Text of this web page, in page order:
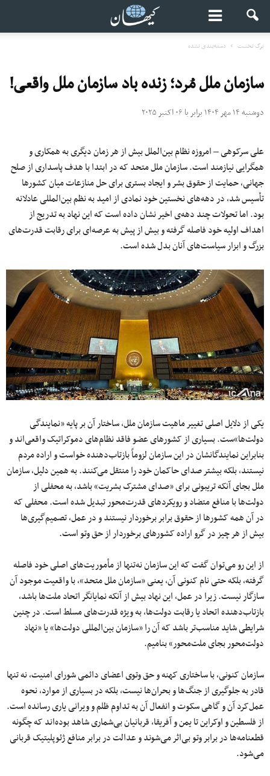
برگ نخست دسته‌بندی نشده
سازمان ملل مُرد؛ زنده باد سازمان ملل واقعی!
دوشنبه ۱۴ مهر ۱۴۰۴ برابر با ۰۶ اکتبر ۲۰۲۵
علی سرکوهی – امروزه نظام بین‌الملل بیش از هر زمان دیگری به همکاری و
همگرایی نیازمند است. سازمان ملل متحد که در ابتدا با هدف پاسداری از صلح
جهانی، حمایت از حقوق بشر و ایجاد بستری برای حل منازعات میان کشورها
تأسیس شد، در دهه‌های نخستین خود نمادی از امید به نظم بین‌المللی عادلانه
بود. اما تحولات چند دهه‌ی اخیر نشان داده است که این نهاد به‌ تدریج از
اهداف اولیه خود فاصله گرفته و بیش از پیش به عرصه‌ای برای رقابت قدرت‌های
بزرگ و ابزار سیاست‌های آنان بدل شده است.
یکی از دلایل اصلی تغییر ماهیت سازمان ملل، ساختار آن بر پایه «نمایندگی
دولت‌ها»ست. بسیاری از کشورهای عضو فاقد نظام‌های دموکراتیک واقعی‌اند و
بنابراین نمایندگانشان در این سازمان لزوماً بازتاب‌دهنده خواست و اراده مردم
نیستند، بلکه بیشتر صدای حاکمان خود را منتقل می‌کنند. به همین دلیل، سازمان
ملل بجای آنکه تریبونی برای «صدای مشترک بشریت» باشد، به محفلی از
دولت‌ها با منافع متضاد و رویکردهای قدرت‌محور تبدیل شده است. محفلی که
در آن همه کشورها از حقوق برابر برخوردار نیستند و در عمل، تصمیم‌گیری‌ها
بیش از هر چیز در گرو اراده کشورهای برخوردار از حق وتو است.
از این‌ رو می‌توان گفت که این سازمان نه‌تنها از مأموریت‌های اصلی خود فاصله
گرفته، بلکه حتی نام کنونی آن، یعنی «سازمان ملل متحد»، با واقعیت موجود آن
سازگار نیست. زیرا در عمل، این نهاد بیش از آنکه نمایانگر اتحاد ملت‌ها باشد،
بازتاب‌دهنده اتحاد یا رقابت دولت‌ها، به‌ ویژه قدرت‌های مسلط است. در چنین
شرایطی شاید مناسب‌تر باشد که آن را «سازمان بین‌المللی دولت‌ها» یا «نهاد
دولت‌محور بجای ملت‌محور» بنامیم.
سازمان کنونی، با ساختاری کهنه و حق وتوی اعضای دائمی شورای امنیت، نه تنها
قادر به جلوگیری از جنگ‌ها و بحران‌ها نیست، بلکه در بسیاری از موارد، نحوه
عمل‌کرد آن و گاهی سکوت و انفعال آن به تداوم ظلم و ویرانی یاری رسانده است.
از فلسطین و اوکراین تا یمن و آفریقا، قربانیان بی‌شماری شاهد بوده‌اند که چگونه
قطعنامه‌ها در برابر وتو بی‌اثر می‌شوند و عدالت در برابر منافع ژئوپلیتیک قربانی
می‌شود.